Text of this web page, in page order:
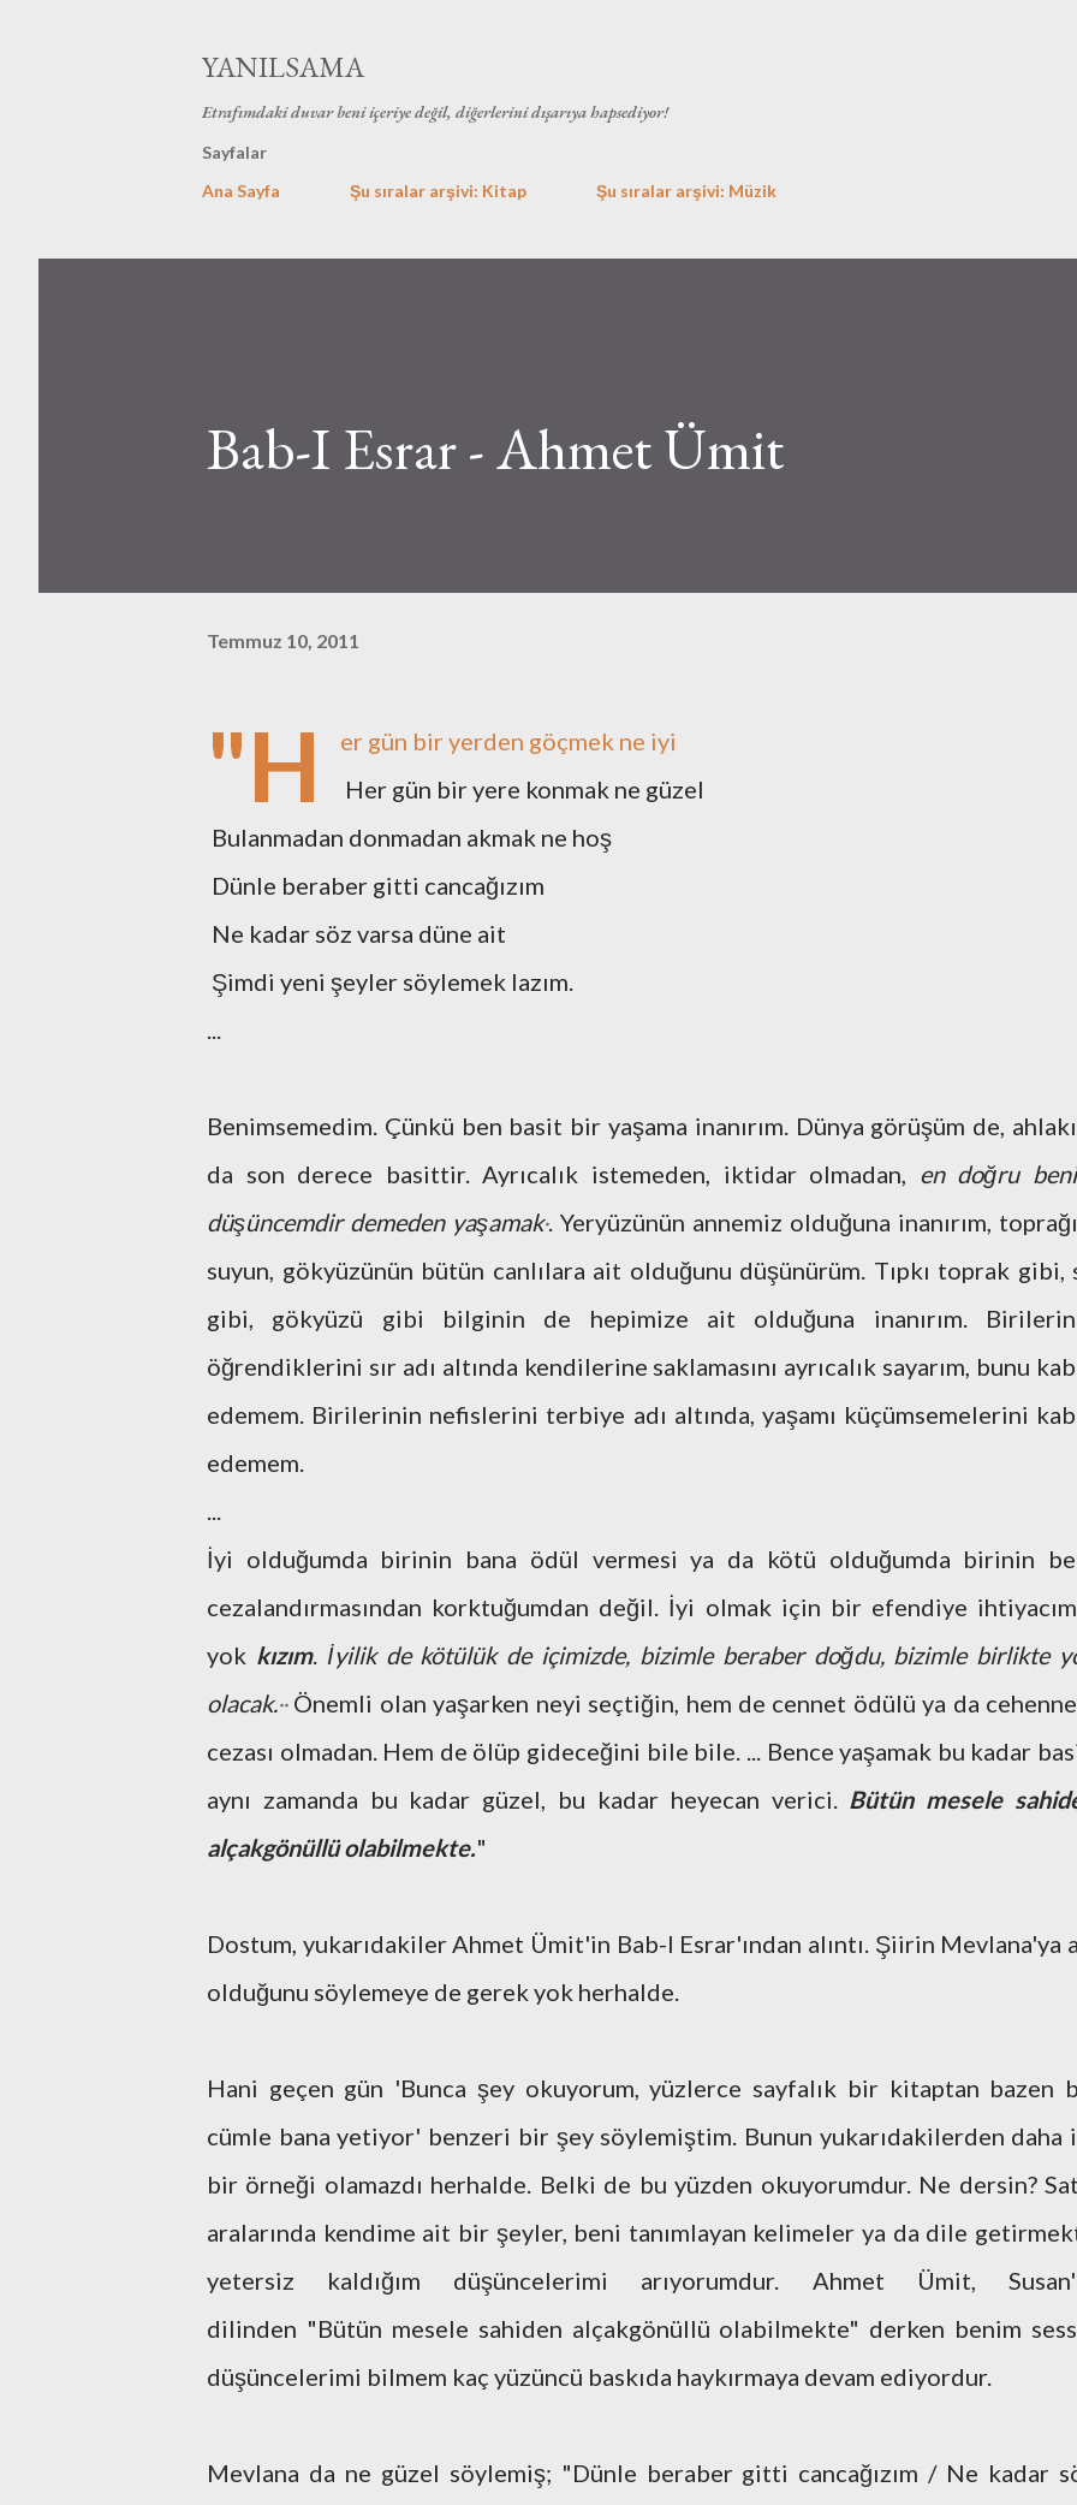
YANILSAMA
Etrafımdaki duvar beni içeriye değil, diğerlerini dışarıya hapsediyor!
Sayfalar
Ana Sayfa
Şu sıralar arşivi: Kitap Şu sıralar arşivi: Müzik
Bab-I Esrar - Ahmet Ümit
Temmuz 10, 2011
"H
er gün bir yerden göçmek ne iyi
Her gün bir yere konmak ne güzel
Bulanmadan donmadan akmak ne hoş
Dünle beraber gitti cancağızım
Ne kadar söz varsa düne ait
Şimdi yeni şeyler söylemek lazım.
...
Benimsemedim. Çünkü ben basit bir yaşama inanırım. Dünya görüşüm de,
da son derece basittir. Ayrıcalık istemeden, iktidar olmadan, en doğru
düşüncemdir demeden yaşamak*. Yeryüzünün annemiz olduğuna inanırım,
suyun, gökyüzünün bütün canlılara ait olduğunu düşünürüm. Tıpkı toprak gibi,
gibi, gökyüzü gibi bilginin de hepimize ait olduğuna inanırım.
öğrendiklerini sır adı altında kendilerine saklamasını ayrıcalık sayarım, bunu
edemem. Birilerinin nefislerini terbiye adı altında, yaşamı küçümsemelerini
edemem.
...
İyi olduğumda birinin bana ödül vermesi ya da kötü olduğumda birinin
cezalandırmasından korktuğumdan değil. İyi olmak için bir efendiye
yok kızım. İyilik de kötülük de içimizde, bizimle beraber doğdu, bizimle birlikte
olacak.**Önemli olan yaşarken neyi seçtiğin, hem de cennet ödülü ya da
cezası olmadan. Hem de ölüp gideceğini bile bile. ... Bence yaşamak bu kadar
aynı zamanda bu kadar güzel, bu kadar heyecan verici. Bütün mesele
alçakgönüllü olabilmekte."
Dostum, yukarıdakiler Ahmet Ümit'in Bab-I Esrar'ından alıntı. Şiirin Mevlana'ya
olduğunu söylemeye de gerek yok herhalde.
Hani geçen gün 'Bunca şey okuyorum, yüzlerce sayfalık bir kitaptan bazen
cümle bana yetiyor' benzeri bir şey söylemiştim. Bunun yukarıdakilerden daha
bir örneği olamazdı herhalde. Belki de bu yüzden okuyorumdur. Ne dersin?
aralarında kendime ait bir şeyler, beni tanımlayan kelimeler ya da dile
yetersiz kaldığım düşüncelerimi arıyorumdur. Ahmet Ümit,
dilinden "Bütün mesele sahiden alçakgönüllü olabilmekte" derken benim
düşüncelerimi bilmem kaç yüzüncü baskıda haykırmaya devam ediyordur.
Mevlana da ne güzel söylemiş; "Dünle beraber gitti cancağızım / Ne kadar